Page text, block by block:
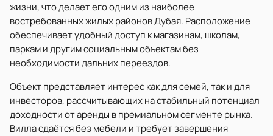
жизни, что делает его одним из наиболее
востребованных жилых районов Дубая. Расположение
обеспечивает удобный доступ к магазинам, школам,
паркам и другим социальным объектам без
необходимости дальних переездов.
Объект представляет интерес как для семей, так и для
инвесторов, рассчитывающих на стабильный потенциал
доходности от аренды в премиальном сегменте рынка.
Вилла сдаётся без мебели и требует завершения